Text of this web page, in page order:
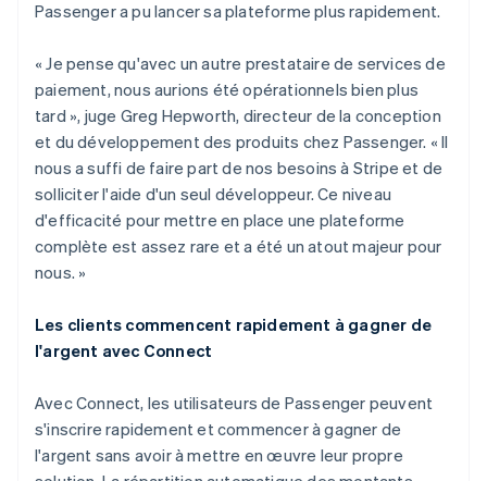
Passenger a pu lancer sa plateforme plus rapidement.
« Je pense qu'avec un autre prestataire de services de
paiement, nous aurions été opérationnels bien plus
tard », juge Greg Hepworth, directeur de la conception
et du développement des produits chez Passenger. « Il
nous a suffi de faire part de nos besoins à Stripe et de
solliciter l'aide d'un seul développeur. Ce niveau
d'efficacité pour mettre en place une plateforme
complète est assez rare et a été un atout majeur pour
nous. »
Les clients commencent rapidement à gagner de
l'argent avec Connect
Avec Connect, les utilisateurs de Passenger peuvent
s'inscrire rapidement et commencer à gagner de
l'argent sans avoir à mettre en œuvre leur propre